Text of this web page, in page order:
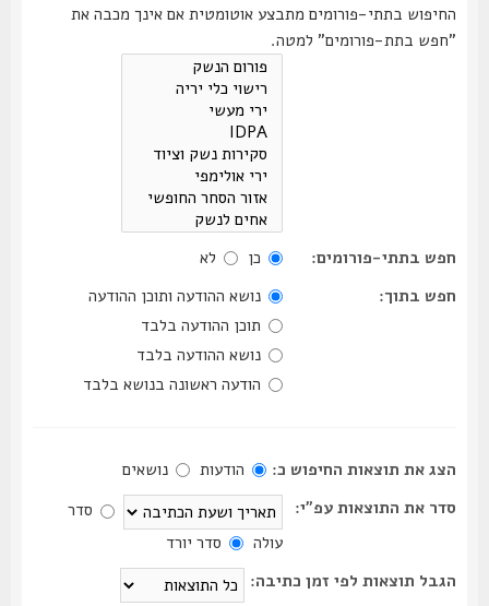
החיפוש בתתי-פורומים מתבצע אוטומטית אם אינך מכבה את
"חפש בתת-פורומים" למטה.
חפש בתתי-פורומים: כן
לא
חפש בתוך:
נושא ההודעה ותוכן ההודעה
תוכן ההודעה בלבד
נושא ההודעה בלבד
הודעה ראשונה בנושא בלבד
הצג את תוצאות החיפוש כ: הודעות
נושאים
סדר את התוצאות עפ"י:
סדר
סדר יורד
הגבל תוצאות לפי זמן כתיבה: